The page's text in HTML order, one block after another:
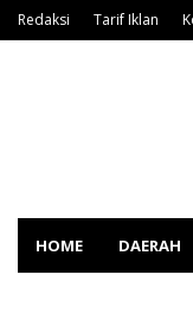
Redaksi Tarif Iklan
HOME DAERAH